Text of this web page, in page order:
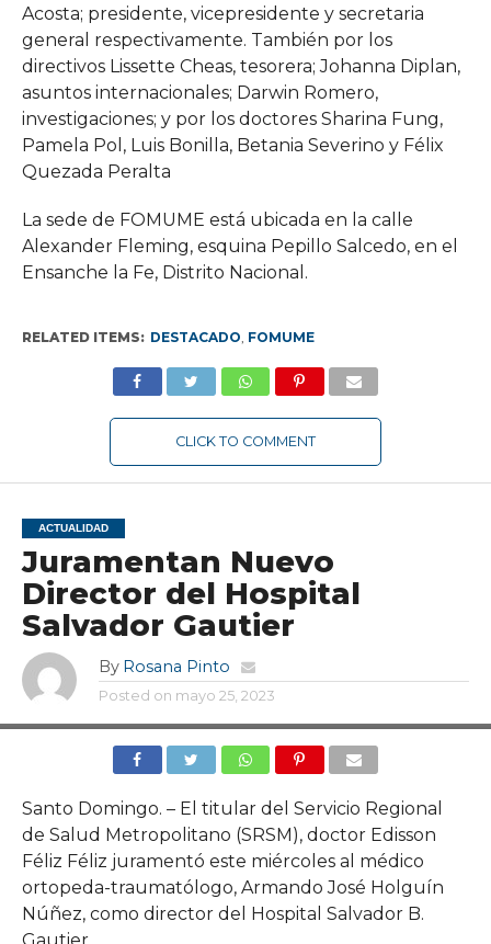
Acosta; presidente, vicepresidente y secretaria
general respectivamente. También por los
directivos Lissette Cheas, tesorera; Johanna Diplan,
asuntos internacionales; Darwin Romero,
investigaciones; y por los doctores Sharina Fung,
Pamela Pol, Luis Bonilla, Betania Severino y Félix
Quezada Peralta
La sede de FOMUME está ubicada en la calle
Alexander Fleming, esquina Pepillo Salcedo, en el
Ensanche la Fe, Distrito Nacional.
RELATED ITEMS: DESTACADO, FOMUME
CLICK TO COMMENT
ACTUALIDAD
Juramentan Nuevo
Director del Hospital
Salvador Gautier
By Rosana Pinto
Posted on mayo 25, 2023
Santo Domingo. – El titular del Servicio Regional
de Salud Metropolitano (SRSM), doctor Edisson
Féliz Féliz juramentó este miércoles al médico
ortopeda-traumatólogo, Armando José Holguín
Núñez, como director del Hospital Salvador B.